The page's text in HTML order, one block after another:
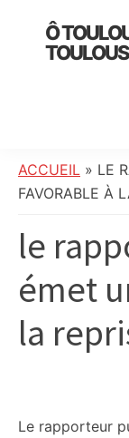
primary
Ô
:
info
société,
culture,
politique,
faits
citoyennes
ACCUEIL » LE
FAVORABLE À
le
émet
la
Le rapporteur